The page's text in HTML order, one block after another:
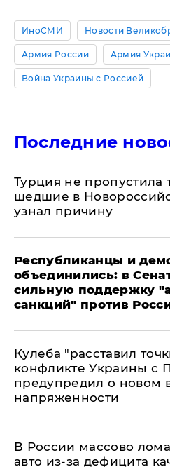
ИноСМИ Новости
Армия России Армия
Война Украины с Россией
Последние
Турция не пропустила
шедшие в
узнал причину
Республиканцы и
объединились: в
сильную поддержку
санкций" против
Кулеба "расставил
конфликте Украины с
предупредил о новом
напряженности
В России массово
авто из-за дефицита